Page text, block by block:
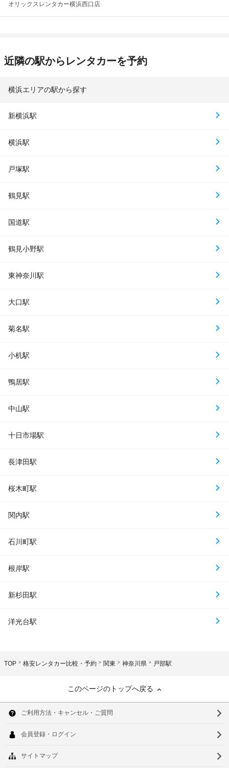
オリックスレンタカー横浜西口店
近隣の駅からレンタカーを予約
横浜エリアの駅から探す
新横浜駅
横浜駅
戸塚駅
鶴見駅
国道駅
鶴見小野駅
東神奈川駅
大口駅
菊名駅
小机駅
鴨居駅
中山駅
十日市場駅
長津田駅
桜木町駅
関内駅
石川町駅
根岸駅
新杉田駅
洋光台駅
TOP 格安レンタカー比較・予約 関東 神奈川県 戸部駅
このページのトップへ戻る